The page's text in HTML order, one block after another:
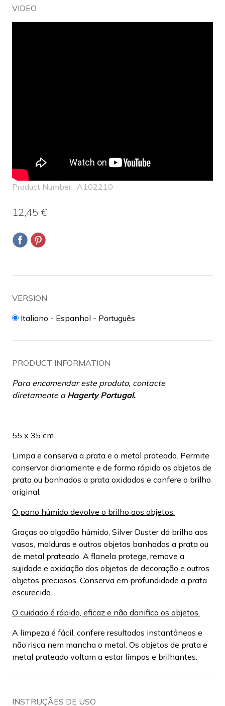
VIDEO
Product Number : A102210
12,45 €
VERSION
Italiano - Espanhol - Português
PRODUCT INFORMATION
Para encomendar este produto, contacte
diretamente a Hagerty Portugal.
55 x 35 cm
Limpa e conserva a prata e o metal prateado. Permite
conservar diariamente e de forma rápida os objetos de
prata ou banhados a prata oxidados e confere o brilho
original.
O pano húmido devolve o brilho aos objetos.
Graças ao algodão húmido, Silver Duster dá brilho aos
vasos, molduras e outros objetos banhados a prata ou
de metal prateado. A flanela protege, remove a
sujidade e oxidação dos objetos de decoração e outros
objetos preciosos. Conserva em profundidade a prata
escurecida.
O cuidado é rápido, eficaz e não danifica os objetos.
A limpeza é fácil, confere resultados instantâneos e
não risca nem mancha o metal. Os objetos de prata e
metal prateado voltam a estar limpos e brilhantes.
INSTRUÇÃES DE USO